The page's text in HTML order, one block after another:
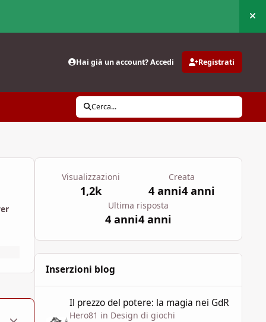
Hai già un account? Accedi Registrati
Cerca...
Statistiche Autore
Visualizzazioni
1,2k
Creata
4 anni4 anni
Ultima risposta
4 anni4 anni
Inserzioni blog
Il prezzo del potere: la magia nei GdR
Hero81 in Design di giochi